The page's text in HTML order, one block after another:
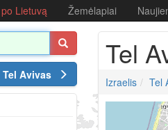
Lietuvą Žemėlapiai
Tel Avivas
Tel
Izraelis
Tel